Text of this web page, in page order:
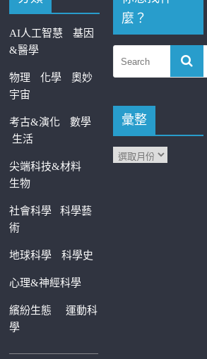
AI人工智慧
基因
&醫學
物理 化學
奧妙
宇宙
考古&演化
數學
生活
尖端科技&材料
生物
社會科學科學藝
術
地球科學 科學史
心理&神經科學
繽紛生態運動科
學
—————————
麼？
彙整